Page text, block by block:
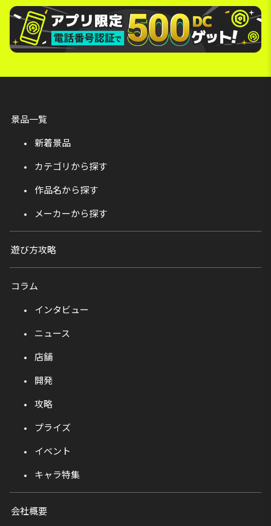
景品一覧
新着景品
カテゴリから探す
作品名から探す
メーカーから探す
遊び方攻略
コラム
インタビュー
ニュース
店舗
開発
攻略
プライズ
イベント
キャラ特集
会社概要